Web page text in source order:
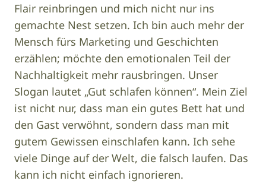
Flair reinbringen und mich nicht nur ins
gemachte Nest setzen. Ich bin auch mehr der
Mensch fürs Marketing und Geschichten
erzählen; möchte den emotionalen Teil der
Nachhaltigkeit mehr rausbringen. Unser
Slogan lautet „Gut schlafen können“. Mein Ziel
ist nicht nur, dass man ein gutes Bett hat und
den Gast verwöhnt, sondern dass man mit
gutem Gewissen einschlafen kann. Ich sehe
viele Dinge auf der Welt, die falsch laufen. Das
kann ich nicht einfach ignorieren.